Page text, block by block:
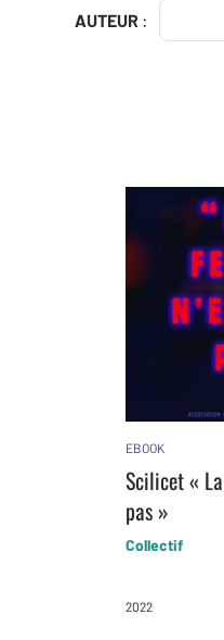
AUTEUR :
EBOOK
Scilicet «
pas »
Collectif
2022